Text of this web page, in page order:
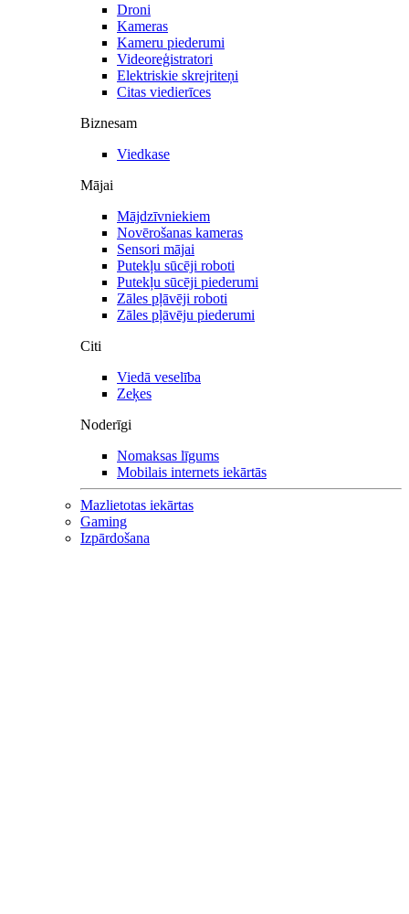
Droni
Kameras
Kameru piederumi
Videoreģistratori
Elektriskie skrejriteņi
Citas viedierīces
Biznesam
Viedkase
Mājai
Mājdzīvniekiem
Novērošanas kameras
Sensori mājai
Putekļu sūcēji roboti
Putekļu sūcēji piederumi
Zāles pļāvēji roboti
Zāles pļāvēju piederumi
Citi
Viedā veselība
Zeķes
Noderīgi
Nomaksas līgums
Mobilais internets iekārtās
Mazlietotas iekārtas
Gaming
Izpārdošana